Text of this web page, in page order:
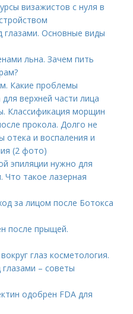
визажистов с нуля в
Основные виды
льна. Зачем пить
Какие проблемы
верхней части лица
Классификация морщин
прокола. Долго не
отека и воспаления и
(2 фото)
эпиляции нужно для
Что такое лазерная
за лицом после Ботокса
после прыщей.
глаз косметология.
– советы
одобрен FDA для